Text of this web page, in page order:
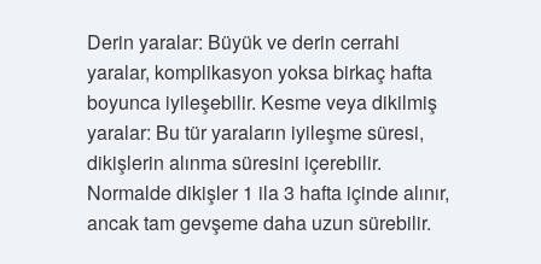
Derin yaralar: Büyük ve derin cerrahi
yaralar, komplikasyon yoksa birkaç hafta
boyunca iyileşebilir. Kesme veya dikilmiş
yaralar: Bu tür yaraların iyileşme süresi,
dikişlerin alınma süresini içerebilir.
Normalde dikişler 1 ila 3 hafta içinde alınır,
ancak tam gevşeme daha uzun sürebilir.